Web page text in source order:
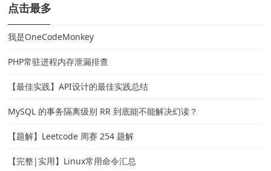
点击最多
我是OneCodeMonkey
PHP常驻进程内存泄漏排查
【最佳实践】API设计的最佳实践总结
MySQL 的事务隔离级别 RR 到底能不能解决幻读？
【题解】Leetcode 周赛 254 题解
【完整|实用】Linux常用命令汇总